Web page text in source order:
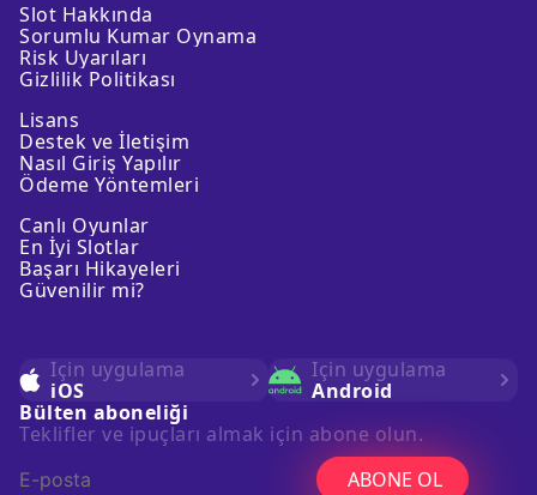
Slot Hakkında
Sorumlu Kumar Oynama
Risk Uyarıları
Gizlilik Politikası
Lisans
Destek ve İletişim
Nasıl Giriş Yapılır
Ödeme Yöntemleri
Canlı Oyunlar
En İyi Slotlar
Başarı Hikayeleri
Güvenilir mi?
Bülten aboneliği
Teklifler ve ipuçları almak için abone olun.
ABONE OL
Için uygulama
iOS
Için uygulama
Android